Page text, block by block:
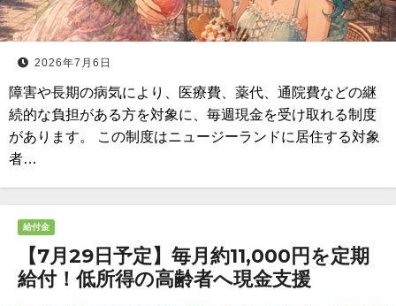
2026年7月6日
障害や長期の病気により、医療費、薬代、通院費などの継
続的な負担がある方を対象に、毎週現金を受け取れる制度
があります。 この制度はニュージーランドに居住する対象
者…
給付金
【7月29日予定】毎月約11,000円を定期
給付！低所得の高齢者へ現金支援